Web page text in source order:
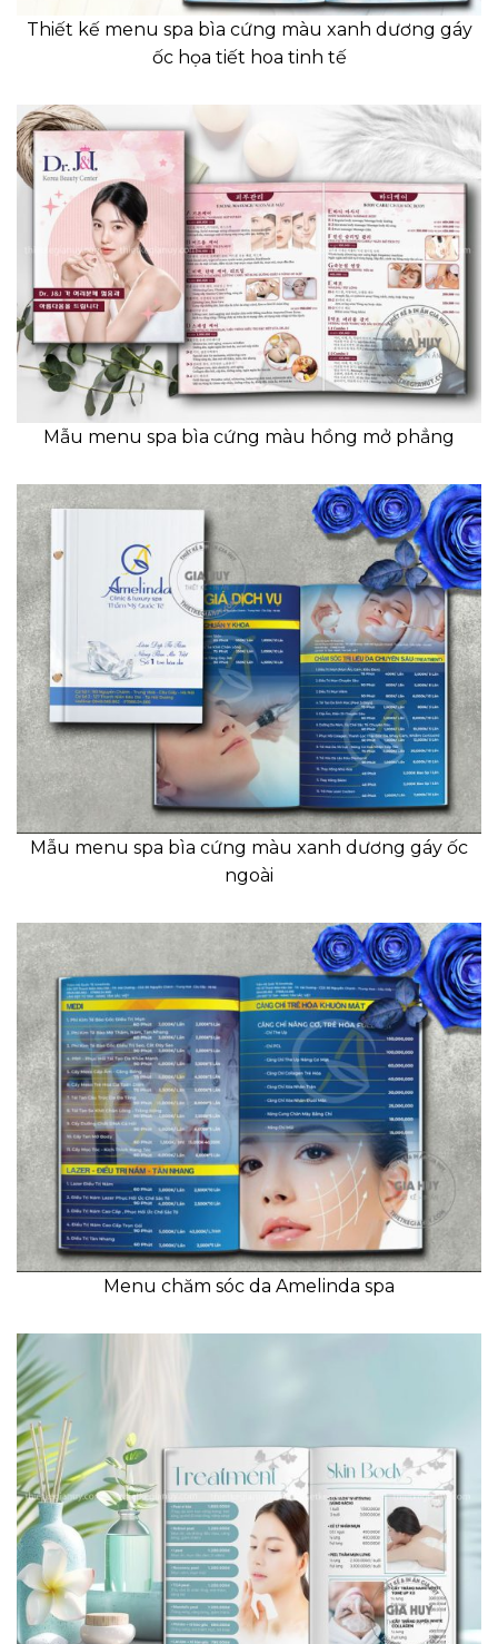
Thiết kế menu spa bìa cứng màu xanh dương gáy
ốc họa tiết hoa tinh tế
Mẫu menu spa bìa cứng màu hồng mở phẳng
Mẫu menu spa bìa cứng màu xanh dương gáy ốc
ngoài
Menu chăm sóc da Amelinda spa